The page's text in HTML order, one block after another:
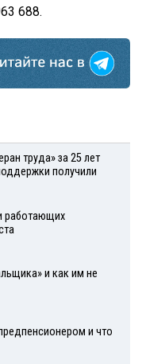
688.
труда» за 25 лет
получили
работающих
и как им не
и что